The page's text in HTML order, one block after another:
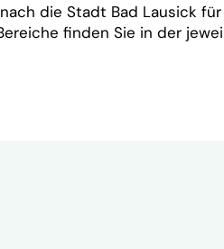
die Stadt Bad Lausick
finden Sie in der